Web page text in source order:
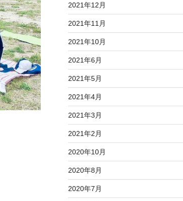
2021年12月
2021年11月
2021年10月
2021年6月
2021年5月
2021年4月
2021年3月
2021年2月
2020年10月
2020年8月
2020年7月